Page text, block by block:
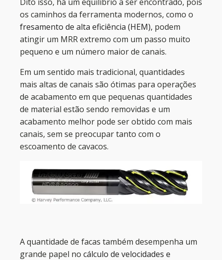
os caminhos da ferramenta modernos, como o
fresamento de alta eficiência (HEM), podem
atingir um MRR extremo com um passo muito
pequeno e um número maior de canais.
Em um sentido mais tradicional, quantidades
mais altas de canais são ótimas para operações
de acabamento em que pequenas quantidades
de material estão sendo removidas e um
acabamento melhor pode ser obtido com mais
canais, sem se preocupar tanto com o
escoamento de cavacos.
A quantidade de facas também desempenha um
grande papel no cálculo de velocidades e